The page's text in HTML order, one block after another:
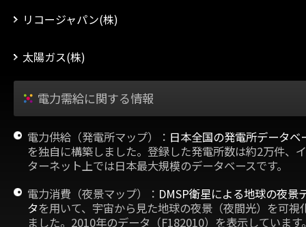
リコージャパン(株)
太陽ガス(株)
電力需給に関する情報
電力供給（発電所マップ）： 日本全国の発電所データベ
を独自に構築しました。登録した発電所数は約2万件、
ターネット上では日本最大規模のデータベースです。
電力消費（夜景マップ）： DMSP衛星による地球の夜景
タを用いて、宇宙から見た地球の夜景（夜間光）を可視
ました。2010年のデータ（F182010）を表示しています